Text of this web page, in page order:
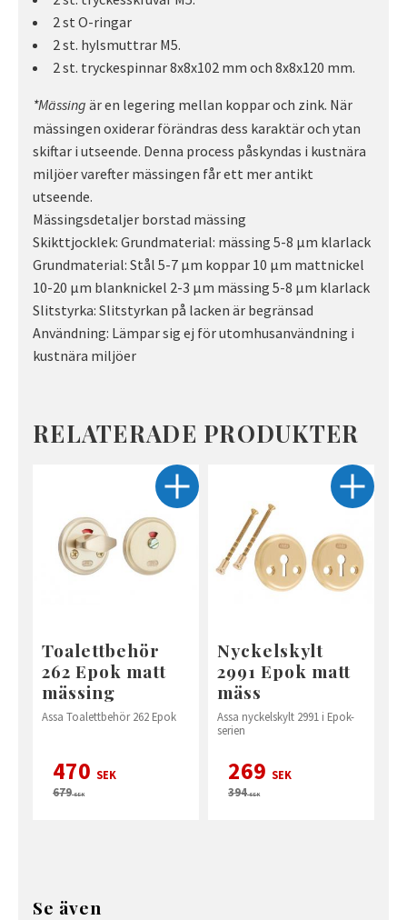
2 st O-ringar
2 st. hylsmuttrar M5.
2 st. tryckespinnar 8x8x102 mm och 8x8x120 mm.
*Mässing är en legering mellan koppar och zink. När
mässingen oxiderar förändras dess karaktär och ytan
skiftar i utseende. Denna process påskyndas i kustnära
miljöer varefter mässingen får ett mer antikt
utseende.
Mässingsdetaljer borstad mässing
Skikttjocklek: Grundmaterial: mässing 5-8 µm klarlack
Grundmaterial: Stål 5-7 µm koppar 10 µm mattnickel
10-20 µm blanknickel 2-3 µm mässing 5-8 µm klarlack
Slitstyrka: Slitstyrkan på lacken är begränsad
Användning: Lämpar sig ej för utomhusanvändning i
kustnära miljöer
RELATERADE PRODUKTER
Toalettbehör
262 Epok matt
mässing
Assa Toalettbehör 262 Epok
470 SEK
679SEK
Nyckelskylt
2991 Epok matt
mäss
Assa nyckelskylt 2991 i Epok-
serien
269 SEK
394SEK
Se även